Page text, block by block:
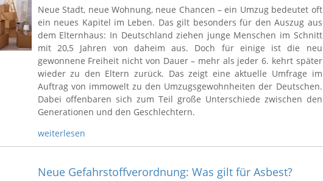
Neue Stadt, neue Wohnung, neue Chancen – ein Umzug bedeutet oft
ein neues Kapitel im Leben. Das gilt besonders für den Auszug aus
dem Elternhaus: In Deutschland ziehen junge Menschen im Schnitt
mit 20,5 Jahren von daheim aus. Doch für einige ist die neu
gewonnene Freiheit nicht von Dauer – mehr als jeder 6. kehrt später
wieder zu den Eltern zurück. Das zeigt eine aktuelle Umfrage im
Auftrag von immowelt zu den Umzugsgewohnheiten der Deutschen.
Dabei offenbaren sich zum Teil große Unterschiede zwischen den
Generationen und den Geschlechtern.
weiterlesen
Neue Gefahrstoffverordnung: Was gilt für Asbest?